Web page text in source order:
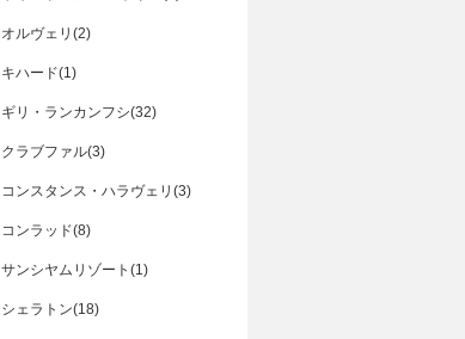
オルヴェリ(2)
キハード(1)
ギリ・ランカンフシ(32)
クラブファル(3)
コンスタンス・ハラヴェリ(3)
コンラッド(8)
サンシヤムリゾート(1)
シェラトン(18)